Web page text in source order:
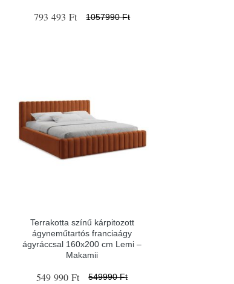
793 493 Ft 1057990 Ft
Terrakotta színű kárpitozott
ágyneműtartós franciaágy
ágyráccsal 160x200 cm Lemi –
Makamii
549 990 Ft 549990 Ft